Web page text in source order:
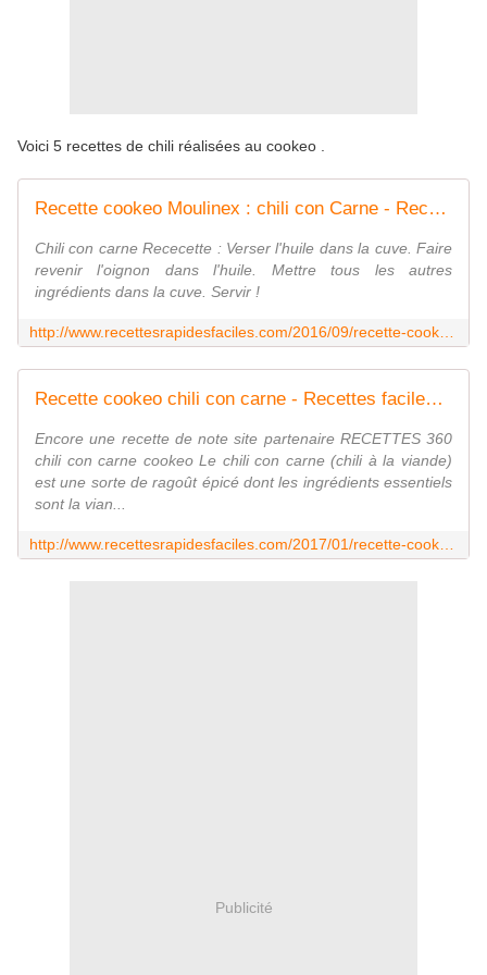
Voici 5 recettes de chili réalisées au cookeo .
Recette cookeo Moulinex : chili con Carne - Recettes faciles Rapides au Cookeo et autres robots ou sans
Chili con carne Rececette : Verser l'huile dans la cuve. Faire
revenir l'oignon dans l'huile. Mettre tous les autres
ingrédients dans la cuve. Servir !
Recette cookeo chili con carne - Recettes faciles Rapides au Cookeo et autres robots ou sans
Encore une recette de note site partenaire RECETTES 360
chili con carne cookeo Le chili con carne (chili à la viande)
est une sorte de ragoût épicé dont les ingrédients essentiels
sont la vian...
Publicité